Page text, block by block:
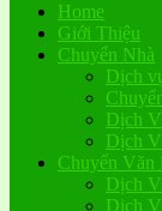
Home
Giới Thiệu
Chuyển Nhà
Dịch
Dịch
Dịch
Chuyển Văn
Dịch
Dịch